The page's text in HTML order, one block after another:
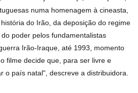
numa homenagem à cineasta,
do Irão, da deposição do regime
poder pelos fundamentalistas
Irão-Iraque, até 1993, momento
filme decide que, para ser livre e
o país natal", descreve a distribuidora.